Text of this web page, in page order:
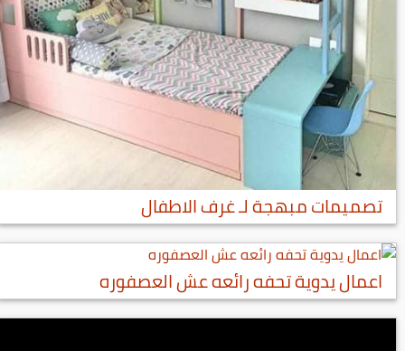
تصميمات مبهجة لـ غرف الاطفال
اعمال يدوية تحفه رائعه عش العصفوره